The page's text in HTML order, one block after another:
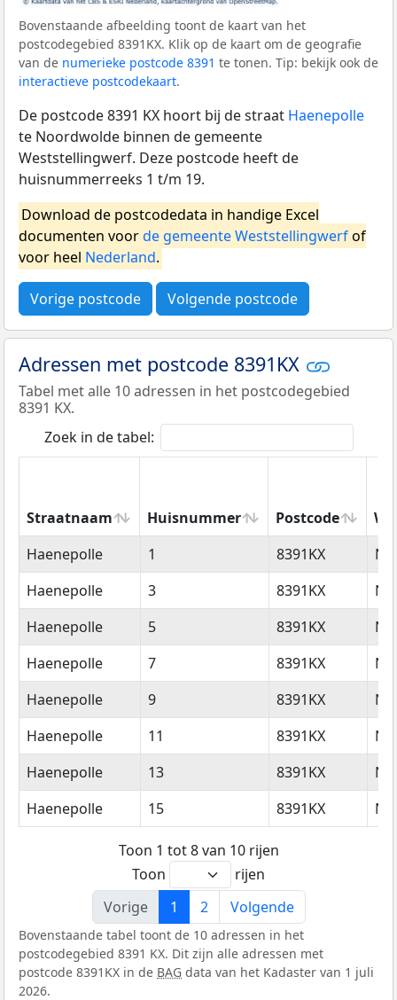
Bovenstaande afbeelding toont de kaart van het
postcodegebied 8391KX. Klik op de kaart om de geografie
van de numerieke postcode 8391 te tonen. Tip: bekijk ook de
interactieve postcodekaart.
De postcode 8391 KX hoort bij de straat Haenepolle
te Noordwolde binnen de gemeente
Weststellingwerf. Deze postcode heeft de
huisnummerreeks 1 t/m 19.
Download de postcodedata in handige Excel
documenten voorde gemeente Weststellingwerfof
voor heel Nederland.
Vorige postcode Volgende postcode
Adressen met postcode 8391KX
Tabel met alle 10 adressen in het postcodegebied
8391 KX.
Zoek in de tabel:
Straatnaam Huisnummer Postcode
Straatnaam
Huisnummer Postcode
Haenepolle 1 8391KX
Haenepolle
3 8391KX
Haenepolle
5 8391KX
Haenepolle
7 8391KX
Haenepolle
9 8391KX
Haenepolle
11 8391KX
Haenepolle
13 8391KX
Haenepolle
15 8391KX
Toon 1 tot 8 van 10 rijen
Toon
rijen
Vorige
1 2 Volgende
Bovenstaande tabel toont de 10 adressen in het
postcodegebied 8391 KX. Dit zijn alle adressen met
postcode 8391KX in de BAG data van het Kadaster van 1 juli
2026.